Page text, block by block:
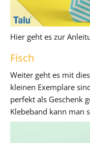
Hier geht es zur
Fisch
Weiter geht es mit
kleinen Exemplare
perfekt als Geschenk
Klebeband kann man